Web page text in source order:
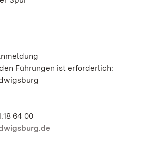
Führungen ist erforderlich:
64 00